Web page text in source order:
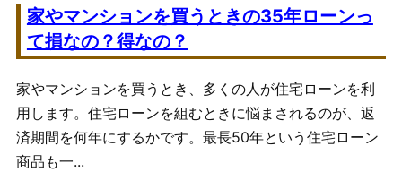
家やマンションを買うときの35年ローンっ
て損なの？得なの？
家やマンションを買うとき、多くの人が住宅ローンを利
用します。住宅ローンを組むときに悩まされるのが、返
済期間を何年にするかです。最長50年という住宅ローン
商品も一...